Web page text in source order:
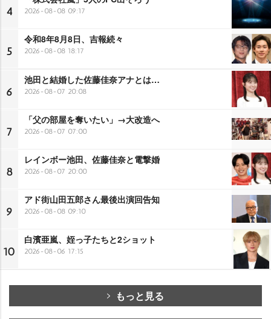
4 2026-08-08 09:17
5
令和8年8月8日、吉報続々
2026-08-08 18:17
6
池田と結婚した佐藤佳奈アナとは…
2026-08-07 20:08
7
「父の部屋を奪いたい」→大改造へ
2026-08-07 07:00
8
レインボー池田、佐藤佳奈と電撃婚
2026-08-07 20:00
9
アド街山田五郎さん最後出演回告知
2026-08-08 09:10
10
白濱亜嵐、姪っ子たちと2ショット
2026-08-06 17:15
もっと見る